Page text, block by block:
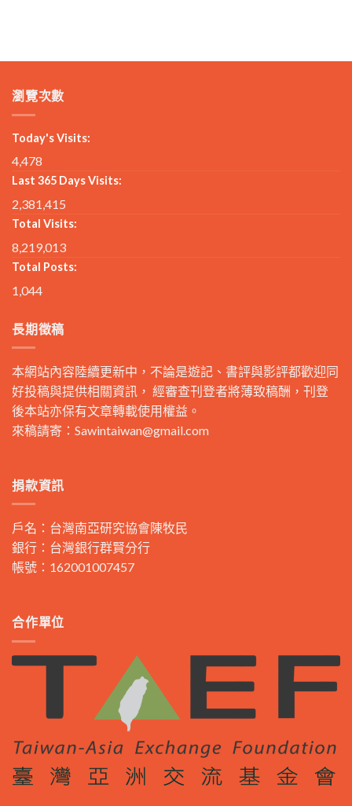
瀏覽次數
Today's Visits:
4,478
Last 365 Days Visits:
2,381,415
Total Visits:
8,219,013
Total Posts:
1,044
長期徵稿
本網站內容陸續更新中，不論是遊記、書評與影評都歡迎同
好投稿與提供相關資訊， 經審查刊登者將薄致稿酬，刊登
後本站亦保有文章轉載使用權益。
來稿請寄： Sawintaiwan@gmail.com
捐款資訊
戶名：台灣南亞研究協會陳牧民
銀行：台灣銀行群賢分行
帳號：162001007457
合作單位